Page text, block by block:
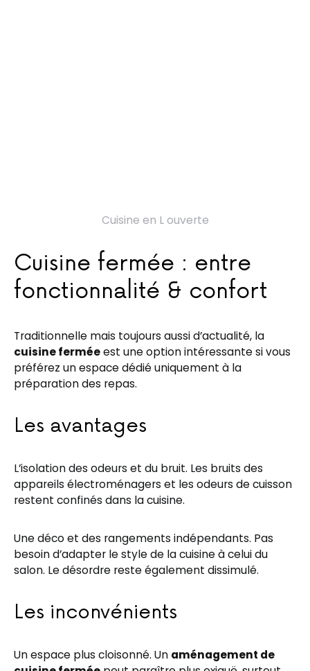
Cuisine en L ouverte
Cuisine fermée : entre
fonctionnalité & confort
Traditionnelle mais toujours aussi d’actualité, la
cuisine ferméeest une option intéressante si vous
préférez un espace dédié uniquement à la
préparation des repas.
Les avantages
L’isolation des odeurs et du bruit. Les bruits des
appareils électroménagers et les odeurs de cuisson
restent confinés dans la cuisine.
Une déco et des rangements indépendants. Pas
besoin d’adapter le style de la cuisine à celui du
salon. Le désordre reste également dissimulé.
Les inconvénients
Un espace plus cloisonné. Un aménagement de